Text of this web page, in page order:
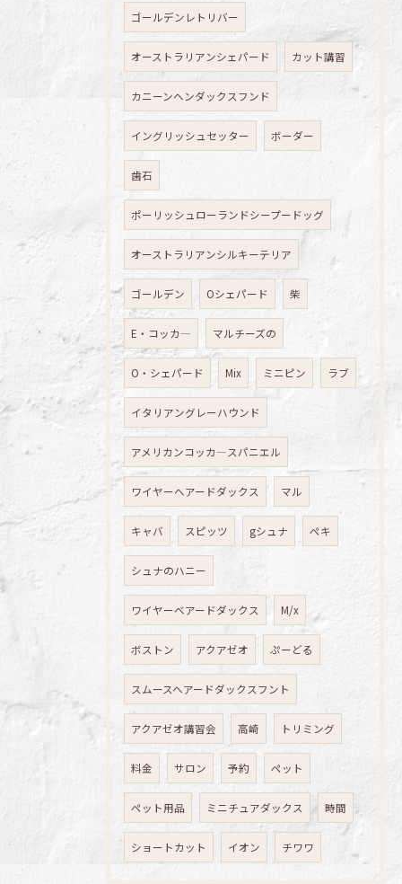
ゴールデンレトリバー
オーストラリアンシェパード カット講習
カニーンヘンダックスフンド
イングリッシュセッター ボーダー
歯石
ポーリッシュローランドシープードッグ
オーストラリアンシルキーテリア
ゴールデン Oシェパード 柴
E・コッカ― マルチーズの
O・シェパード Mix ミニピン ラブ
イタリアングレーハウンド
アメリカンコッカ―スパニエル
ワイヤーへアードダックス マル
キャバ スピッツ gシュナ ペキ
シュナのハニー
ワイヤーベアードダックス M/x
ボストン アクアゼオ ぷーどる
スムースヘアードダックスフント
アクアゼオ講習会 高崎 トリミング
料金 サロン 予約 ペット
ペット用品 ミニチュアダックス 時間
ショートカット イオン チワワ